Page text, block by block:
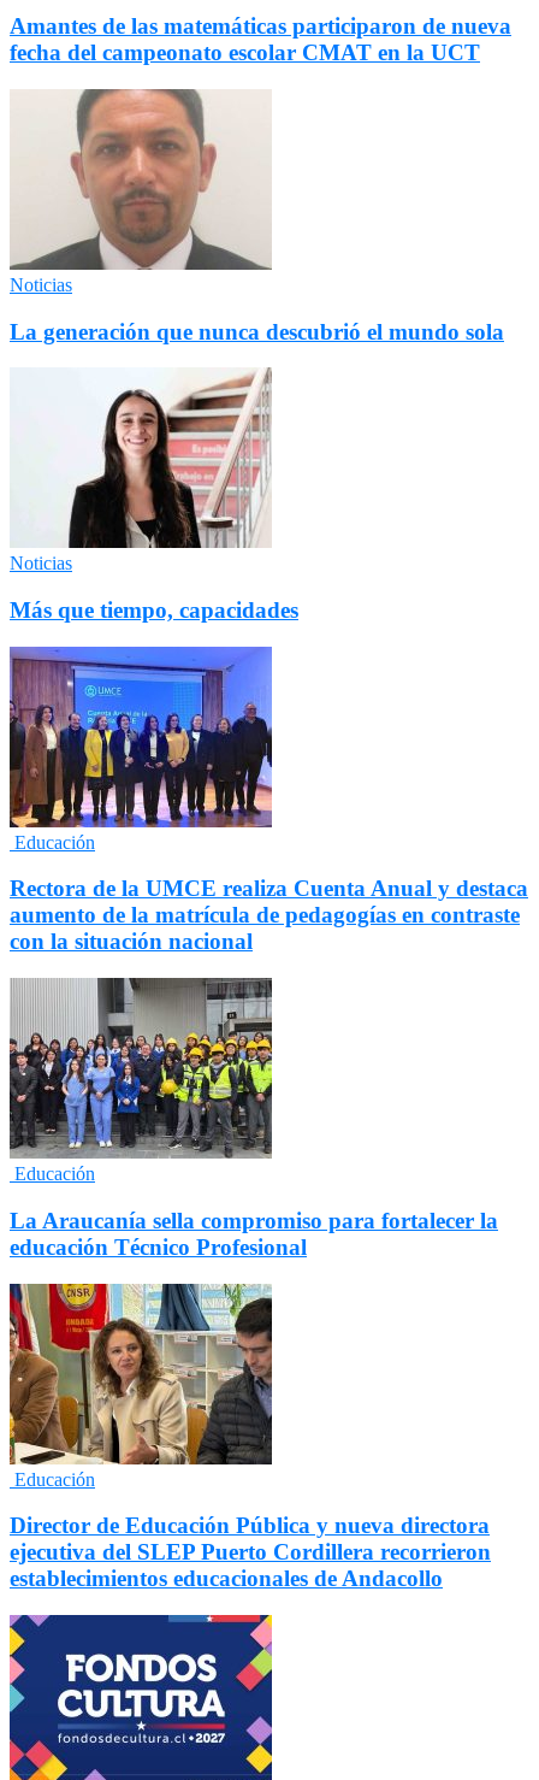
Amantes de las matemáticas participaron de nueva
fecha del campeonato escolar CMAT en la UCT
Noticias
La generación que nunca descubrió el mundo sola
Noticias
Más que tiempo, capacidades
Educación
Rectora de la UMCE realiza Cuenta Anual y destaca
aumento de la matrícula de pedagogías en contraste
con la situación nacional
Educación
La Araucanía sella compromiso para fortalecer la
educación Técnico Profesional
Educación
Director de Educación Pública y nueva directora
ejecutiva del SLEP Puerto Cordillera recorrieron
establecimientos educacionales de Andacollo